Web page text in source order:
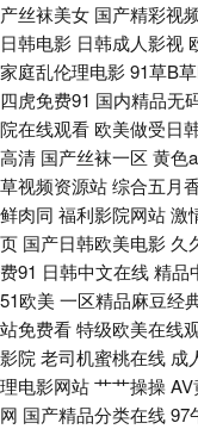
码 91网站入口免费 福利
先生视频系列 丁香六月亭
黄色视频网址 日韩精品人
利视频 久久亚洲熟妇中文
频 精品丰满熟妇人妻一区
香蕉影院 视频在线91 91
日韩视频中文字幕 69先锋
产丝袜美女 国产精彩视
日韩电影 日韩成人影视
家庭乱伦理电影91草B
四虎免费91 国内精品无
院在线观看 欧美做受日
高清 国产丝袜一区 黄色
草视频资源站综合五月
鲜肉同 福利影院网站激
页 国产日韩欧美电影 久
费91 日韩中文在线精品
51欧美一区精品麻豆经
站免费看特级欧美在线
影院 老司机蜜桃在线 成
理电影网站艹艹操操
网 国产精品分类在线97